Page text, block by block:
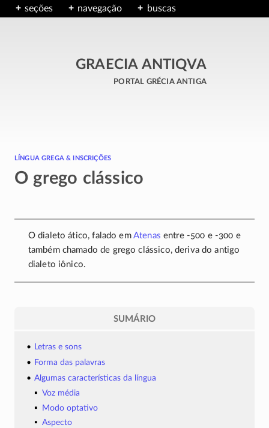
seções navegação buscas
GRAECIA ANTIQVA
portal grécia antiga
língua grega & inscrições
O grego clássico
O dialeto ático, falado em Atenas entre -500 e -300 e
também chamado de grego clássico, deriva do antigo
dialeto iônico.
SUMÁRIO
Letras e sons
Forma das palavras
Algumas características da língua
Voz média
Modo optativo
Aspecto